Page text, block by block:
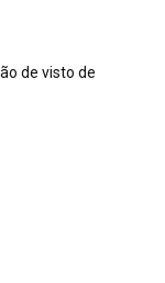
de visto de